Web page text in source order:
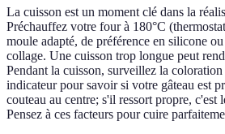
La cuisson est un moment clé dans la
Préchauffez votre four à 180°C
moule adapté, de préférence en silicone
collage. Une cuisson trop longue peut
Pendant la cuisson, surveillez la
indicateur pour savoir si votre gâteau est
couteau au centre; s'il ressort propre, c'est
Pensez à ces facteurs pour cuire